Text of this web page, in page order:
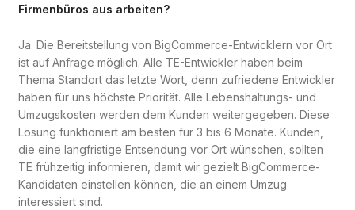
Firmenbüros aus arbeiten?
Ja. Die Bereitstellung von BigCommerce-Entwicklern vor Ort
ist auf Anfrage möglich. Alle TE-Entwickler haben beim
Thema Standort das letzte Wort, denn zufriedene Entwickler
haben für uns höchste Priorität. Alle Lebenshaltungs- und
Umzugskosten werden dem Kunden weitergegeben. Diese
Lösung funktioniert am besten für 3 bis 6 Monate. Kunden,
die eine langfristige Entsendung vor Ort wünschen, sollten
TE frühzeitig informieren, damit wir gezielt BigCommerce-
Kandidaten einstellen können, die an einem Umzug
interessiert sind.